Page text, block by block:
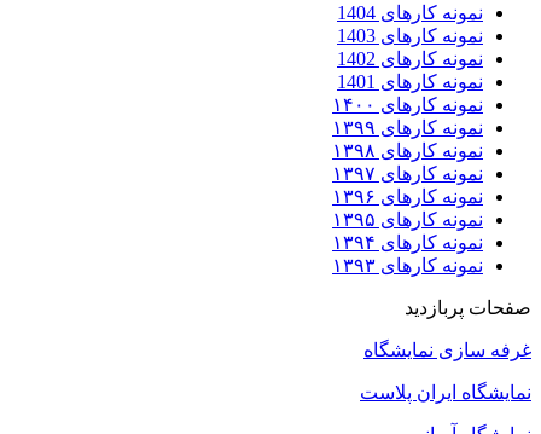
نمونه کارهای 1404
نمونه کارهای 1403
نمونه کارهای 1402
نمونه کارهای 1401
نمونه کارهای ۱۴۰۰
نمونه کارهای ۱۳۹۹
نمونه کارهای ۱۳۹۸
نمونه کارهای ۱۳۹۷
نمونه کارهای ۱۳۹۶
نمونه کارهای ۱۳۹۵
نمونه کارهای ۱۳۹۴
نمونه کارهای ۱۳۹۳
صفحات پربازدید
غرفه سازی نمایشگاه
نمایشگاه ایران پلاست